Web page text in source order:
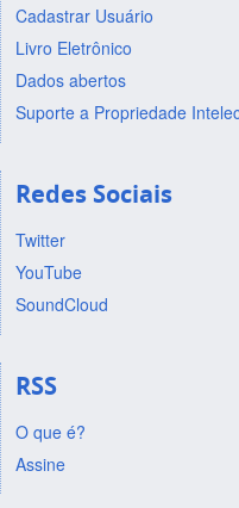
Cadastrar Usuário
Livro Eletrônico
Dados abertos
Suporte a Propriedade
Redes Sociais
Twitter
YouTube
SoundCloud
RSS
O que é?
Assine